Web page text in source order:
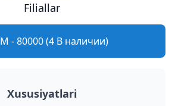
Filiallar
- 80000 (4 В наличии)
Xususiyatlari